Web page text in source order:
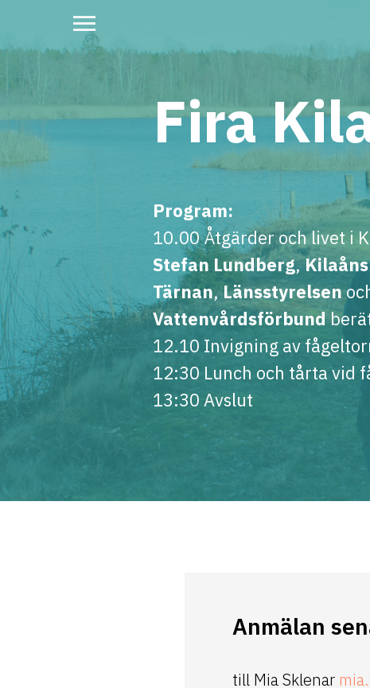
Fira
Program:
10.00 Åtgärder och livet i
Stefan Lundberg,
Tärnan,Länsstyrelsen
Vattenvårdsförbund
12.10 Invigning av
12:30 Lunch och tårta vid
13:30 Avslut
Anmälan
till Mia Sklenar